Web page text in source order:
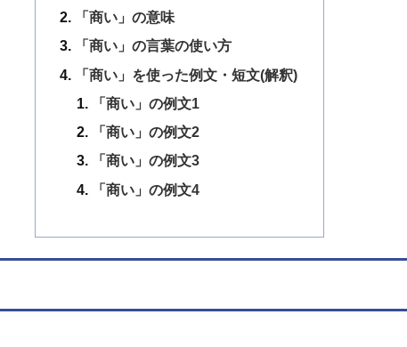
「商い」の意味
「商い」の言葉の使い方
「商い」を使った例文・短文(解釈)
「商い」の例文1
「商い」の例文2
「商い」の例文3
「商い」の例文4